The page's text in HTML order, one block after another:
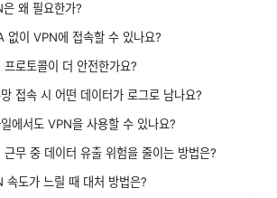
왜 필요한가?
없이 VPN에 접속할 수 있나요?
프로토콜이 더 안전한가요?
접속 시 어떤 데이터가 로그로 남나요?
일에서도 VPN을 사용할 수 있나요?
근무 중 데이터 유출 위험을 줄이는 방법은?
속도가 느릴 때 대처 방법은?